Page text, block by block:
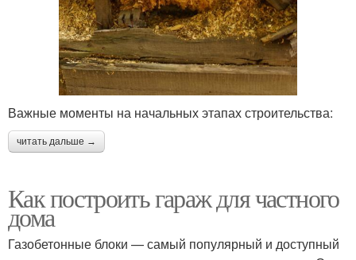
Важные моменты на начальных этапах строительства:
читать дальше →
Как построить гараж для частного
дома
Газобетонные блоки — самый популярный и доступный